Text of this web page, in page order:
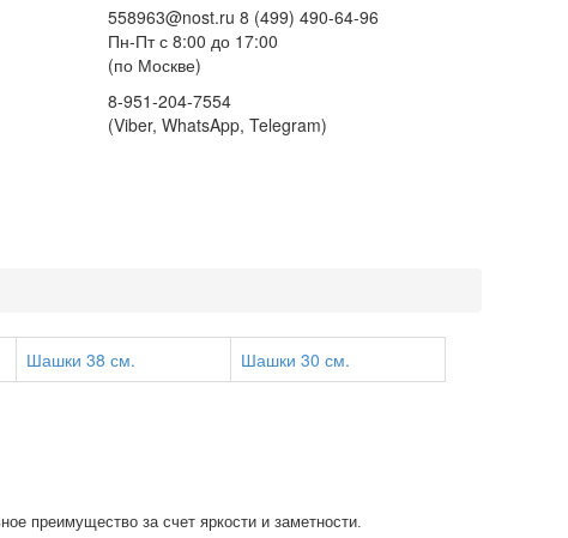
558963@nost.ru 8 (499) 490-64-96
Пн-Пт с 8:00 до 17:00
(по Москве)
8-951-204-7554
(Viber, WhatsApp, Telegram)
Шашки 38 см. Шашки 30 см.
преимущество за счет яркости и заметности.